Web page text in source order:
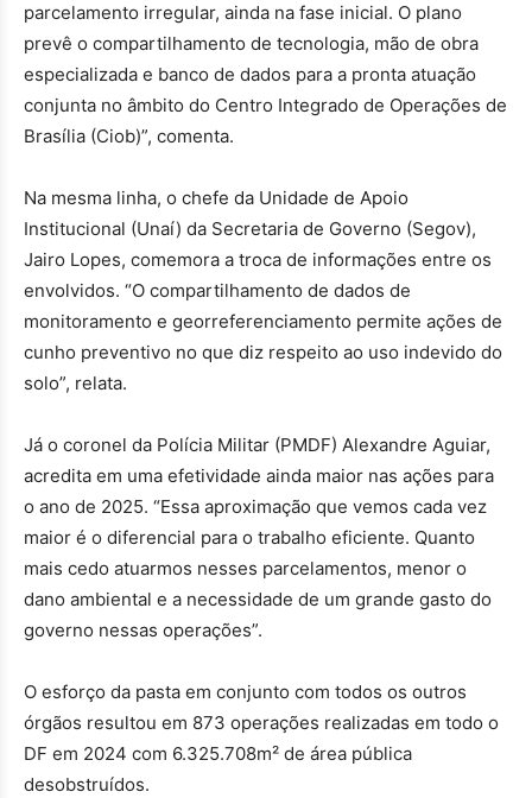
parcelamento irregular, ainda na fase inicial. O plano
prevê o compartilhamento de tecnologia, mão de obra
especializada e banco de dados para a pronta atuação
conjunta no âmbito do Centro Integrado de Operações de
Brasília (Ciob)”, comenta.
Na mesma linha, o chefe da Unidade de Apoio
Institucional (Unaí) da Secretaria de Governo (Segov),
Jairo Lopes, comemora a troca de informações entre os
envolvidos. “O compartilhamento de dados de
monitoramento e georreferenciamento permite ações de
cunho preventivo no que diz respeito ao uso indevido do
solo”, relata.
Já o coronel da Polícia Militar (PMDF) Alexandre Aguiar,
acredita em uma efetividade ainda maior nas ações para
o ano de 2025. “Essa aproximação que vemos cada vez
maior é o diferencial para o trabalho eficiente. Quanto
mais cedo atuarmos nesses parcelamentos, menor o
dano ambiental e a necessidade de um grande gasto do
governo nessas operações”.
O esforço da pasta em conjunto com todos os outros
órgãos resultou em 873 operações realizadas em todo o
DF em 2024 com 6.325.708m² de área pública
desobstruídos.